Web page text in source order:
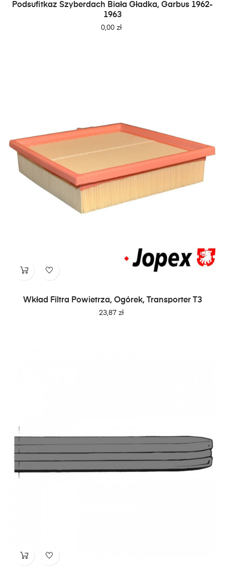
Podsufitkaz Szyberdach Biała Gładka, Garbus 1962-
1963
Cena
0,00 zł
Wkład Filtra Powietrza, Ogórek, Transporter T3
Cena
23,87 zł